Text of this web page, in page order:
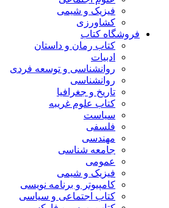
فیزیک و شیمی
کشاورزی
فروشگاه کتاب
کتاب رمان و داستان
ادبیات
روانشناسی و توسعه فردی
روانشناسی
تاریخ و جغرافیا
کتاب علوم غریبه
سیاست
فلسفی
مهندسی
جامعه شناسی
عمومی
فیزیک و شیمی
کامپیوتر و برنامه نویسی
کتاب اجتماعی و سیاسی